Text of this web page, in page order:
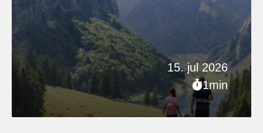
15. jul 2026
1min